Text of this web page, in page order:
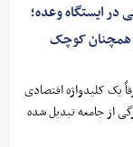
ایستگاه وعده؛
همچنان کوچک
یک کلیدواژه اقتصادی
از جامعه تبدیل شده